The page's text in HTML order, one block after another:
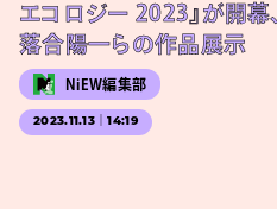
エコロジー 2023』が開幕、
落合陽一らの作品展示
NiEW編集部
2023.11.13｜14:19